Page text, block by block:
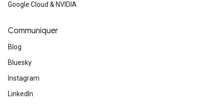
Google Cloud & NVIDIA
Communiquer
Blog
Bluesky
Instagram
LinkedIn